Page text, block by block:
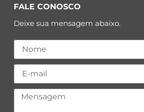
FALE CONOSCO
Deixe sua mensagem abaixo.